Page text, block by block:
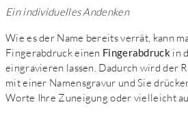
Ein individuelles Andenken
Wie es der Name bereits verrät, kann
Fingerabdruck einen Fingerabdruck in
eingravieren lassen. Dadurch wird der
mit einer Namensgravur und Sie
Worte Ihre Zuneigung oder vielleicht